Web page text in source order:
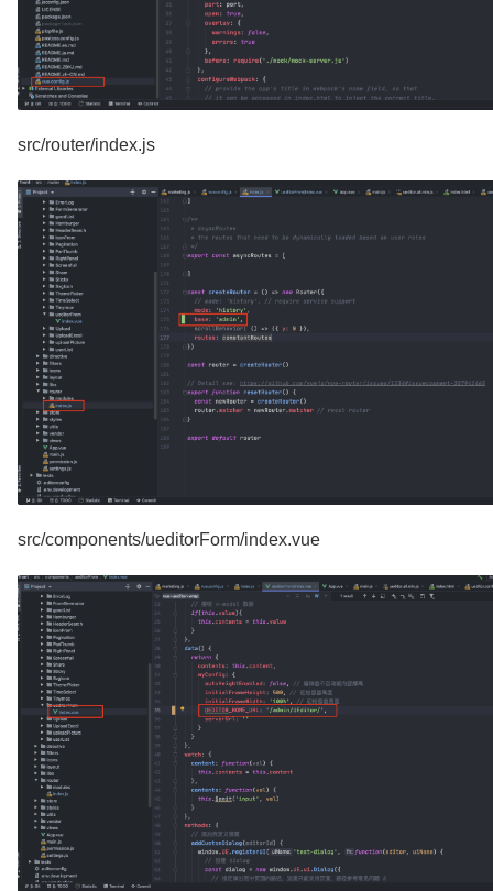
src/router/index.js
src/components/ueditorForm/index.vue